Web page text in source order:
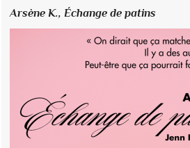
Arsène K.,Échange de patins